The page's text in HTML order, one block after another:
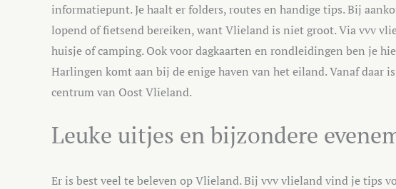
informatiepunt. Je haalt er folders, routes en handige tips. Bij
lopend of fietsend bereiken, want Vlieland is niet groot. Via vvv
huisje of camping. Ook voor dagkaarten en rondleidingen ben je
Harlingen komt aan bij de enige haven van het eiland. Vanaf daar
centrum van Oost Vlieland.
Leuke uitjes en bijzondere
Er is best veel te beleven op Vlieland. Bij vvv vlieland vind je tips